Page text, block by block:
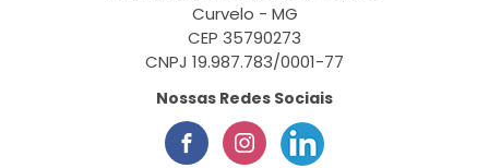
Curvelo - MG
CEP 35790273
CNPJ 19.987.783/0001-77
Nossas Redes Sociais